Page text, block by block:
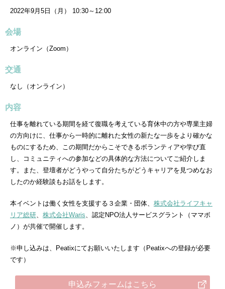
2022年9月5日（月） 10:30～12:00
会場
オンライン（Zoom）
交通
なし（オンライン）
内容
仕事を離れている期間を経て復職を考えている育休中の方や専業主婦
の方向けに、仕事から一時的に離れた女性の新たな一歩をより確かな
ものにするため、この期間だからこそできるボランティアや学び直
し、コミュニティへの参加などの具体的な方法についてご紹介しま
す。また、登壇者がどうやって自分たちがどうキャリアを見つめなお
したのか経験談もお話をします。
本イベントは働く女性を支援する３企業・団体、 株式会社ライフキャ
リア総研、 株式会社Waris、認定NPO法人サービスグラント（ママボ
ノ）が共催で開催します。
※申し込みは、Peatixにてお願いいたします（Peatixへの登録が必要
です）
申込みフォームはこちら